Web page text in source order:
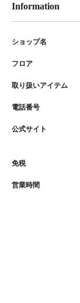
Information
ショップ名
フロア
取り扱いアイテム
電話番号
公式サイト
免税
営業時間